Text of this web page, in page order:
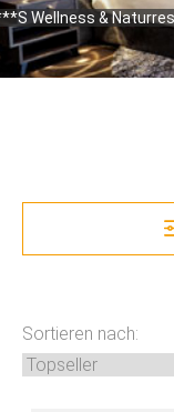
Wellness &
Sortieren nach: